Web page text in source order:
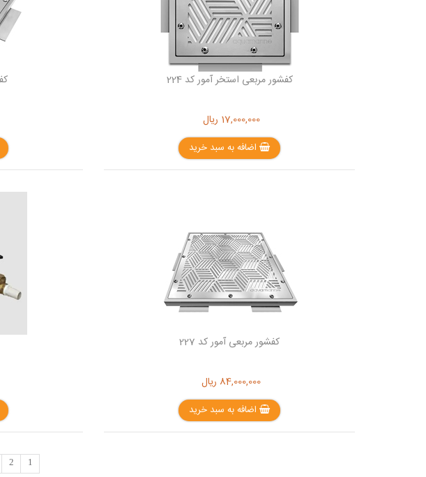
کفشور مربعی استخر آمور کد 224
17,000,000 ریال
اضافه به سبد خرید
کفشور مربعی آمور کد 227
84,000,000 ریال
اضافه به سبد خرید
1
2